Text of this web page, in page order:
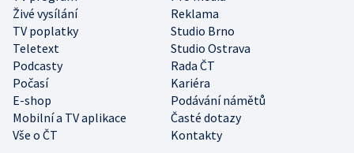
Živé vysílání
Reklama
TV poplatky
Studio Brno
Teletext
Studio Ostrava
Podcasty
Rada ČT
Počasí
Kariéra
E-shop
Podávání námětů
Mobilní a TV aplikace
Časté dotazy
Vše o ČT
Kontakty